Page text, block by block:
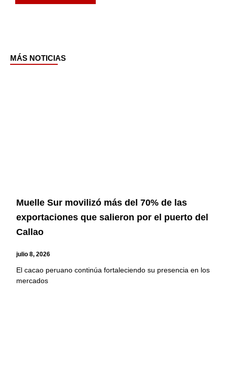
MÁS NOTICIAS
Muelle Sur movilizó más del 70% de las
exportaciones que salieron por el puerto del
Callao
julio 8, 2026
El cacao peruano continúa fortaleciendo su presencia en los
mercados